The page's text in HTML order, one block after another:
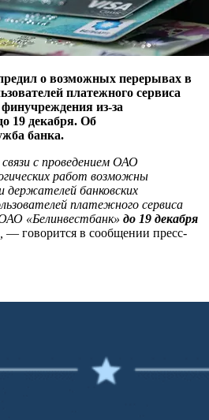
о возможных перерывах в
платежного сервиса
из-за
19 декабря. Об
банка.
с проведением ОАО
работ возможны
держателей банковских
платежного сервиса
«Белинвестбанк» до 19 декабря
— говорится в сообщении пресс-